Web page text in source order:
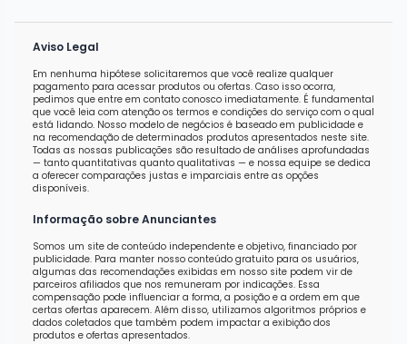
Aviso Legal
Em nenhuma hipótese solicitaremos que você realize qualquer
pagamento para acessar produtos ou ofertas. Caso isso ocorra,
pedimos que entre em contato conosco imediatamente. É fundamental
que você leia com atenção os termos e condições do serviço com o qual
está lidando. Nosso modelo de negócios é baseado em publicidade e
na recomendação de determinados produtos apresentados neste site.
Todas as nossas publicações são resultado de análises aprofundadas
— tanto quantitativas quanto qualitativas — e nossa equipe se dedica
a oferecer comparações justas e imparciais entre as opções
disponíveis.
Informação sobre Anunciantes
Somos um site de conteúdo independente e objetivo, financiado por
publicidade. Para manter nosso conteúdo gratuito para os usuários,
algumas das recomendações exibidas em nosso site podem vir de
parceiros afiliados que nos remuneram por indicações. Essa
compensação pode influenciar a forma, a posição e a ordem em que
certas ofertas aparecem. Além disso, utilizamos algoritmos próprios e
dados coletados que também podem impactar a exibição dos
produtos e ofertas apresentados.